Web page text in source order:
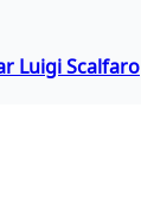
Luigi Scalfaro